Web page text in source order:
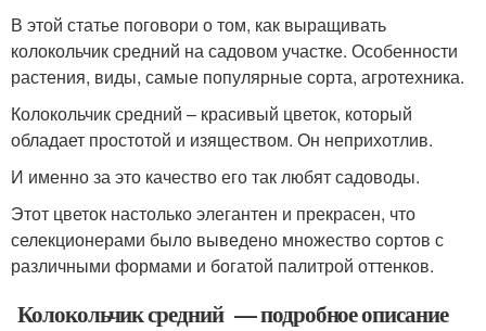
В этой статье поговори о том, как выращивать
колокольчик средний на садовом участке. Особенности
растения, виды, самые популярные сорта, агротехника.
Колокольчик средний – красивый цветок, который
обладает простотой и изяществом. Он неприхотлив.
И именно за это качество его так любят садоводы.
Этот цветок настолько элегантен и прекрасен, что
селекционерами было выведено множество сортов с
различными формами и богатой палитрой оттенков.
Колокольчик средний — подробное описание